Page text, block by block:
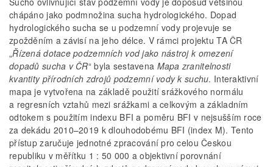
chápáno jako pod­množina sucha hydrologického. Dopad
hydrologického sucha se u podzemní vody projevuje se
zpožděním a závisí na jeho délce. V rámci projektu TA ČR
„Řízená dotace podzemních vod jako nástroj k omezení
dopadů sucha v ČR“ byla sestavena Mapa zranitelnosti
kvantity přírodních zdrojů podzemní vody k suchu. Interaktivní
mapa je vytvořena na základě použití srážkového normálu
a regresních vztahů mezi srážkami a celkovým a základním
odtokem s použitím indexu BFI a poměru BFI v nejsušším roce
za dekádu 2010–2019 k dlouhodobému BFI (index M). Tento
přístup zaručuje jednotné zpracování pro celou Českou
republiku v měřítku 1 : 50 000 a objektivní porovnání